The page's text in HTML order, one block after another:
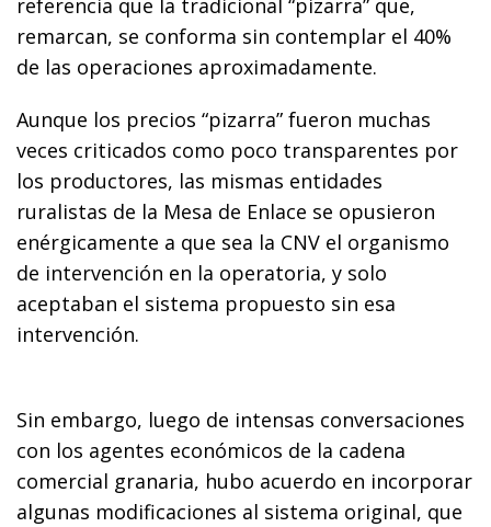
referencia que la tradicional “pizarra” que,
remarcan, se conforma sin contemplar el 40%
de las operaciones aproximadamente.
Aunque los precios “pizarra” fueron muchas
veces criticados como poco transparentes por
los productores, las mismas entidades
ruralistas de la Mesa de Enlace se opusieron
enérgicamente a que sea la CNV el organismo
de intervención en la operatoria, y solo
aceptaban el sistema propuesto sin esa
intervención.
Sin embargo, luego de intensas conversaciones
con los agentes económicos de la cadena
comercial granaria, hubo acuerdo en incorporar
algunas modificaciones al sistema original, que